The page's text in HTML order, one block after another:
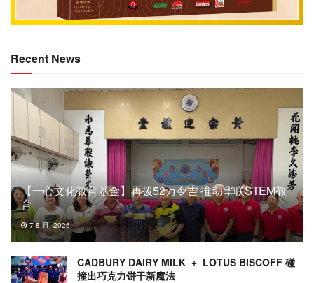
Recent News
【一心文化教育基金】再拨52万令吉 推动华联STEM教
育
7 8 月, 2026
CADBURY DAIRY MILK + LOTUS BISCOFF 碰
撞出巧克力饼干新魔法